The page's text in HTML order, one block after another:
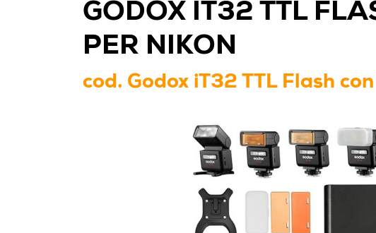
GODOX IT32 TTL
PER NIKON
cod. Godox iT32 TTL Flash